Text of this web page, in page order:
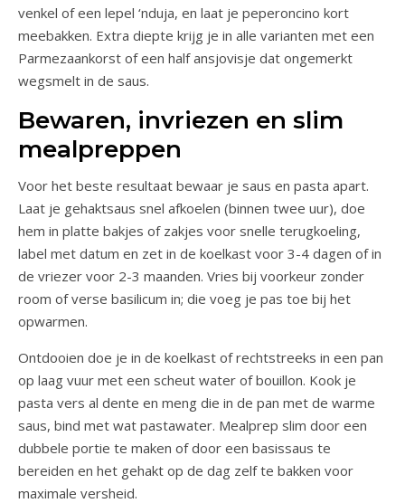
venkel of een lepel ‘nduja, en laat je peperoncino kort
meebakken. Extra diepte krijg je in alle varianten met een
Parmezaankorst of een half ansjovisje dat ongemerkt
wegsmelt in de saus.
Bewaren, invriezen en slim
mealpreppen
Voor het beste resultaat bewaar je saus en pasta apart.
Laat je gehaktsaus snel afkoelen (binnen twee uur), doe
hem in platte bakjes of zakjes voor snelle terugkoeling,
label met datum en zet in de koelkast voor 3-4 dagen of in
de vriezer voor 2-3 maanden. Vries bij voorkeur zonder
room of verse basilicum in; die voeg je pas toe bij het
opwarmen.
Ontdooien doe je in de koelkast of rechtstreeks in een pan
op laag vuur met een scheut water of bouillon. Kook je
pasta vers al dente en meng die in de pan met de warme
saus, bind met wat pastawater. Mealprep slim door een
dubbele portie te maken of door een basissaus te
bereiden en het gehakt op de dag zelf te bakken voor
maximale versheid.